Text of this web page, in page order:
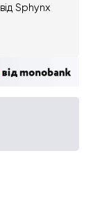
Sphynx